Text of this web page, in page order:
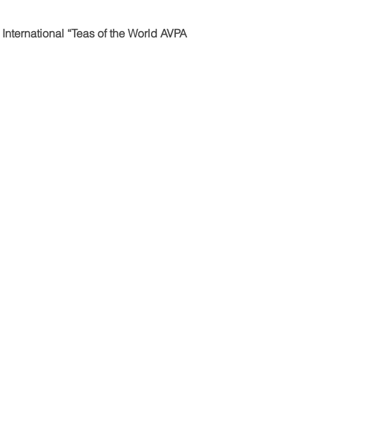
International “Teas of the World AVPA